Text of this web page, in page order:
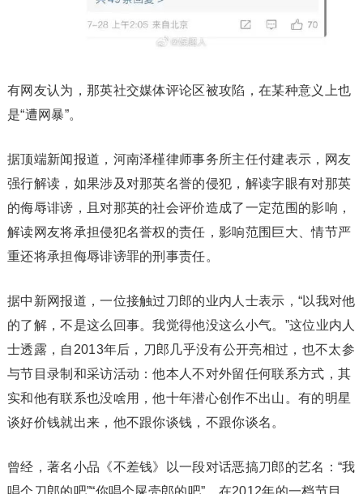
有网友认为，那英社交媒体评论区被攻陷，在某种意义上也
是“遭网暴”。
据顶端新闻报道，河南泽槿律师事务所主任付建表示，网友
强行解读，如果涉及对那英名誉的侵犯，解读字眼有对那英
的侮辱诽谤，且对那英的社会评价造成了一定范围的影响，
解读网友将承担侵犯名誉权的责任，影响范围巨大、情节严
重还将承担侮辱诽谤罪的刑事责任。
据中新网报道，一位接触过刀郎的业内人士表示，“以我对他
的了解，不是这么回事。我觉得他没这么小气。”这位业内人
士透露，自2013年后，刀郎几乎没有公开亮相过，也不太参
与节目录制和采访活动：他本人不对外留任何联系方式，其
实和他有联系也没啥用，他十年潜心创作不出山。有的明星
谈好价钱就出来，他不跟你谈钱，不跟你谈名。
曾经，著名小品《不差钱》以一段对话恶搞刀郎的艺名：“我
唱个刀郎的吧”“你唱个屎壳郎的吧”。在2012年的一档节目